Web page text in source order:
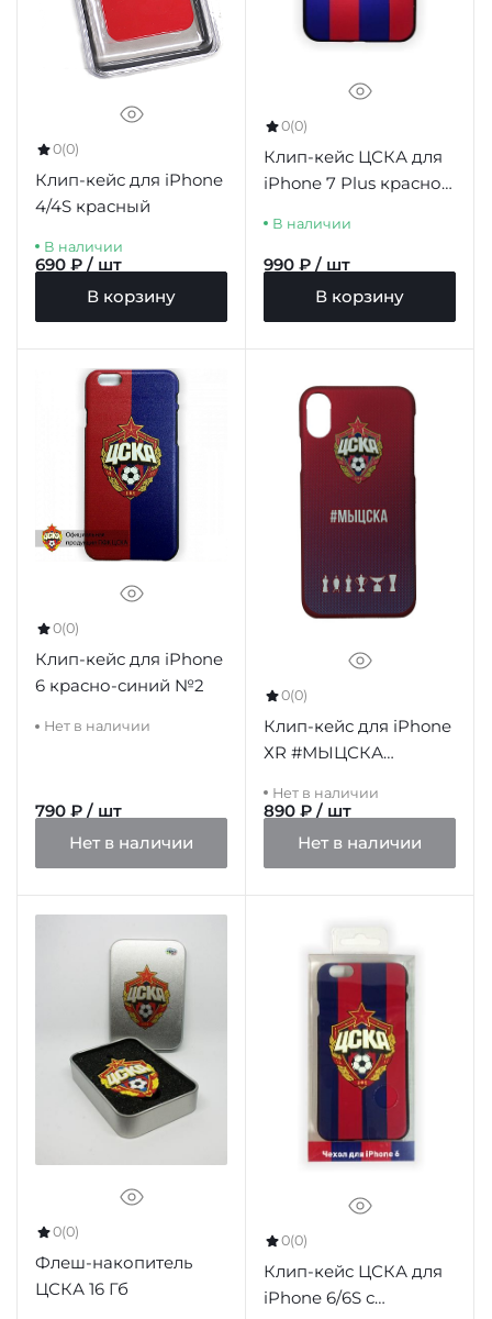
0(0)
Клип-кейс для iPhone
4/4S красный
В наличии
690 ₽ / шт
В корзину
0(0)
Клип-кейс ЦСКА для
iPhone 7 Plus красно-
В наличии
990 ₽ / шт
В корзину
0(0)
Клип-кейс для iPhone
6 красно-синий №2
Нет в наличии
790 ₽ / шт
Нет в наличии
0(0)
Клип-кейс для iPhone
ХR #МЫЦСКА
Нет в наличии
890 ₽ / шт
Нет в наличии
0(0)
Флеш-накопитель
ЦСКА 16 Гб
0(0)
Клип-кейс ЦСКА для
iPhone 6/6S с